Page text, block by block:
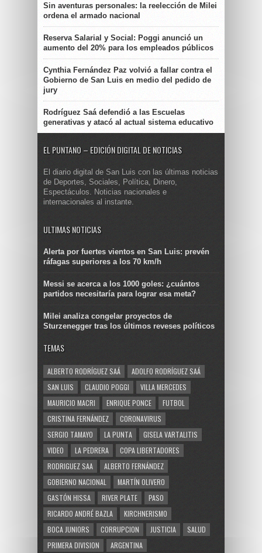
Sin aventuras personales: la reelección de Milei
ordena el armado nacional
Reserva Salarial y Social: Poggi anunció un
aumento del 20% para los empleados públicos
Cynthia Fernández Paz volvió a fallar contra el
Gobierno de San Luis en medio del pedido de
jury
Rodríguez Saá defendió a las Escuelas
generativas y atacó al actual sistema educativo
EL PUNTANO – EDICIÓN DIGITAL DE NOTICIAS
El diario digital de San Luis con las últimas noticias
de Deportes, Sociales, Política, Dinero,
Espectáculos. Noticias nacionales e
internacionales al instante.
ULTIMAS NOTICIAS
Alerta por fuertes vientos en San Luis: prevén
ráfagas superiores a los 70 km/h
Messi se acerca a los 1000 goles: ¿cuántos
partidos necesitaría para lograr esa meta?
Milei analiza congelar proyectos de
Sturzenegger tras los últimos reveses políticos
TEMAS
ALBERTO RODRÍGUEZ SAÁ
ADOLFO RODRÍGUEZ SAÁ
SAN LUIS
CLAUDIO POGGI
VILLA MERCEDES
MAURICIO MACRI
ENRIQUE PONCE
FUTBOL
CRISTINA FERNÁNDEZ
CORONAVIRUS
SERGIO TAMAYO
LA PUNTA
GISELA VARTALITIS
VIDEO
LA PEDRERA
COPA LIBERTADORES
RODRIGUEZ SAA
ALBERTO FERNÁNDEZ
GOBIERNO NACIONAL
MARTÍN OLIVERO
GASTÓN HISSA
RIVER PLATE
PASO
RICARDO ANDRÉ BAZLA
KIRCHNERISMO
BOCA JUNIORS
CORRUPCION JUSTICIA
SALUD
PRIMERA DIVISION
ARGENTINA